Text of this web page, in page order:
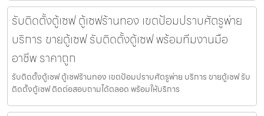
รับติดตั้งตู้เซฟ ตู้เซฟร้านทอง เขตป้อมปราบศัตรูพ่าย
บริการ ขายตู้เซฟ รับติดตั้งตู้เซฟ พร้อมทีมงานมือ
อาชีพ ราคาถูก
รับติดตั้งตู้เซฟ ตู้เซฟร้านทอง เขตป้อมปราบศัตรูพ่าย บริการ ขายตู้เซฟ รับ
ติดตั้งตู้เซฟ ติดต่อสอบถามได้ตลอด พร้อมให้บริการ